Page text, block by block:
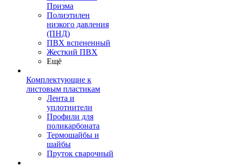
Призма
Полиэтилен
низкого давления
(ПНД)
ПВХ вспененный
Жесткий ПВХ
Ещё
Комплектующие к
листовым пластикам
Лента и
уплотнители
Профили для
поликарбоната
Термошайбы и
шайбы
Пруток сварочный